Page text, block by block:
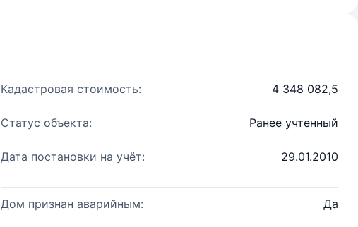
Кадастровая стоимость: 4 348 082,5
Статус объекта: Ранее учтенный
Дата постановки на учёт: 29.01.2010
Дом признан аварийным: Да